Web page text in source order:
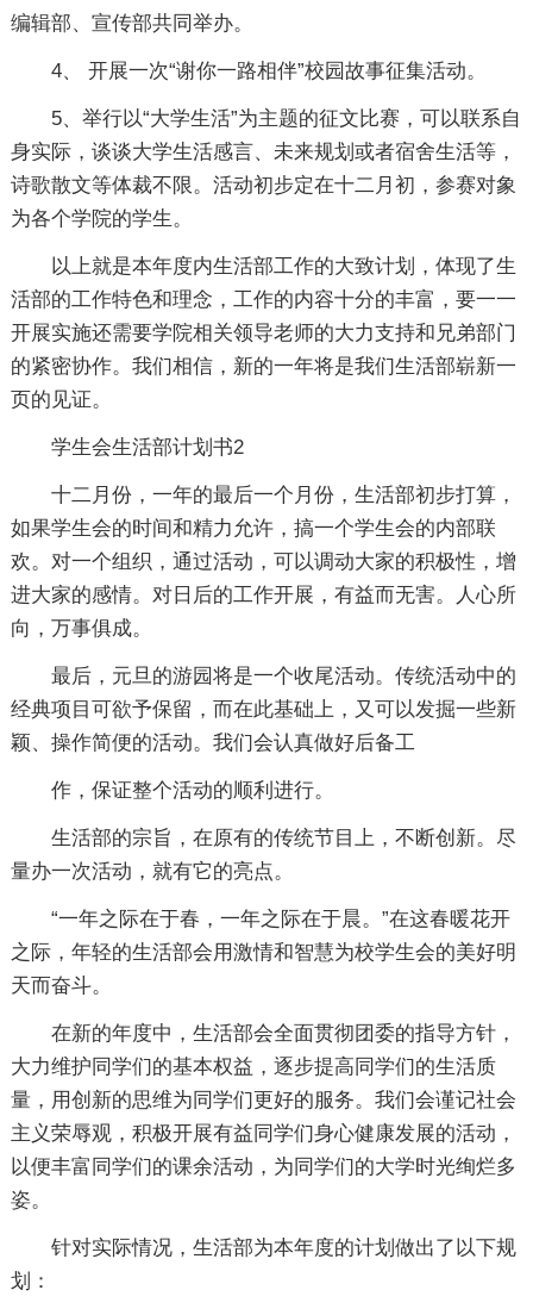
编辑部、宣传部共同举办。
4、 开展一次“谢你一路相伴”校园故事征集活动。
5、举行以“大学生活”为主题的征文比赛，可以联系自
身实际，谈谈大学生活感言、未来规划或者宿舍生活等，
诗歌散文等体裁不限。活动初步定在十二月初，参赛对象
为各个学院的学生。
以上就是本年度内生活部工作的大致计划，体现了生
活部的工作特色和理念，工作的内容十分的丰富，要一一
开展实施还需要学院相关领导老师的大力支持和兄弟部门
的紧密协作。我们相信，新的一年将是我们生活部崭新一
页的见证。
学生会生活部计划书2
十二月份，一年的最后一个月份，生活部初步打算，
如果学生会的时间和精力允许，搞一个学生会的内部联
欢。对一个组织，通过活动，可以调动大家的积极性，增
进大家的感情。对日后的工作开展，有益而无害。人心所
向，万事俱成。
最后，元旦的游园将是一个收尾活动。传统活动中的
经典项目可欲予保留，而在此基础上，又可以发掘一些新
颖、操作简便的活动。我们会认真做好后备工
作，保证整个活动的顺利进行。
生活部的宗旨，在原有的传统节目上，不断创新。尽
量办一次活动，就有它的亮点。
“一年之际在于春，一年之际在于晨。”在这春暖花开
之际，年轻的生活部会用激情和智慧为校学生会的美好明
天而奋斗。
在新的年度中，生活部会全面贯彻团委的指导方针，
大力维护同学们的基本权益，逐步提高同学们的生活质
量，用创新的思维为同学们更好的服务。我们会谨记社会
主义荣辱观，积极开展有益同学们身心健康发展的活动，
以便丰富同学们的课余活动，为同学们的大学时光绚烂多
姿。
针对实际情况，生活部为本年度的计划做出了以下规
划：